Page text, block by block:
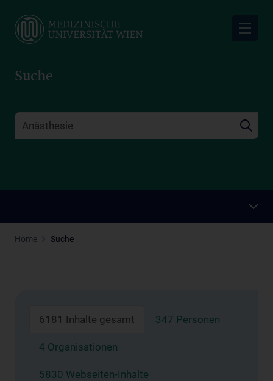
main
Suche
Home Suche
6181 Inhalte gesamt 347 Personen
4 Organisationen
5830 Webseiten-Inhalte